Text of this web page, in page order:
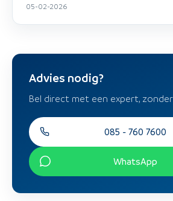
05-02-2026
Advies nodig?
Bel direct met een expert,
085 - 760 7600
WhatsApp